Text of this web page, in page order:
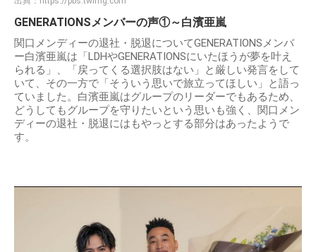
GENERATIONSメンバーの声①～白濱亜嵐
関口メンディーの退社・脱退についてGENERATIONSメンバ
ー白濱亜嵐は「LDHやGENERATIONSにいたほうが夢を叶え
られる」、「戻ってくる選択肢はない」と厳しい発言をして
いて、その一方で「そういう思いで旅立ってほしい」と語っ
ていました。白濱亜嵐はグループのリーダーでもあるため、
どうしてもグループを守りたいという思いも強く、関口メン
ディーの退社・脱退にはもやっとする部分はあったようで
す。